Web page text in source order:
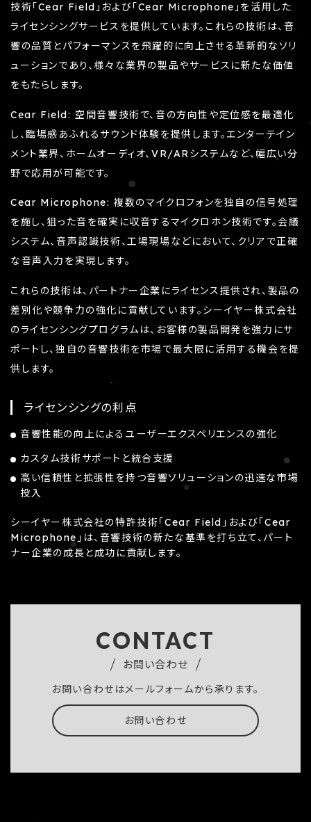
技術「Cear Field」および「Cear Microphone」を活用した
ライセンシングサービスを提供しています。これらの技術は、音
響の品質とパフォーマンスを飛躍的に向上させる革新的なソリ
ューションであり、様々な業界の製品やサービスに新たな価値
をもたらします。
Cear Field: 空間音響技術で、音の方向性や定位感を最適化
し、臨場感あふれるサウンド体験を提供します。エンターテイン
メント業界、ホームオーディオ、VR/ARシステムなど、幅広い分
野で応用が可能です。
Cear Microphone: 複数のマイクロフォンを独自の信号処理
を施し、狙った音を確実に収音するマイクロホン技術です。会議
システム、音声認識技術、工場現場などにおいて、クリアで正確
な音声入力を実現します。
これらの技術は、パートナー企業にライセンス提供され、製品の
差別化や競争力の強化に貢献しています。シーイヤー株式会社
のライセンシングプログラムは、お客様の製品開発を強力にサ
ポートし、独自の音響技術を市場で最大限に活用する機会を提
供します。
ライセンシングの利点
音響性能の向上によるユーザーエクスペリエンスの強化
カスタム技術サポートと統合支援
高い信頼性と拡張性を持つ音響ソリューションの迅速な市場
投入
シーイヤー株式会社の特許技術「Cear Field」および「Cear
Microphone」は、音響技術の新たな基準を打ち立て、パート
ナー企業の成長と成功に貢献します。
CONTACT
お問い合わせ
お問い合わせはメールフォームから承ります。
お問い合わせ